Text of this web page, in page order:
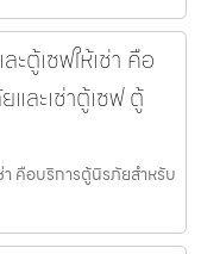
ตู้เซฟให้เช่า คือ
ละเช่าตู้เซฟ ตู้
า คือบริการตู้นิรภัยสำหรับ